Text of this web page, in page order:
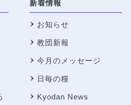
新着情報
お知らせ
教団新報
今月のメッセージ
日毎の糧
Kyodan News